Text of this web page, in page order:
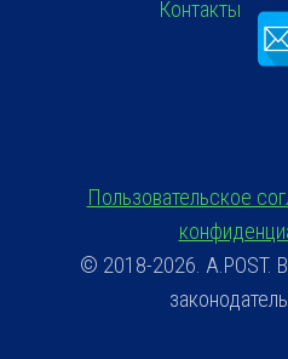
Контакты
Пользовательское
© 2018-2026. A.POST.